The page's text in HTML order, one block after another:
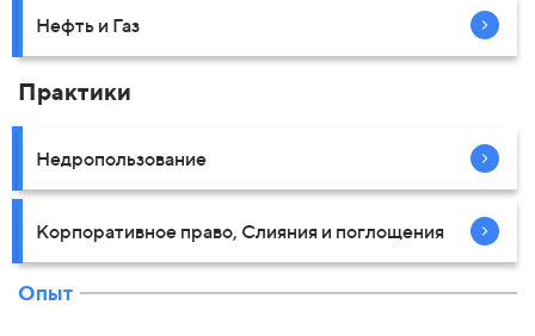
Нефть и Газ
Практики
Недропользование
Корпоративное право, Слияния и поглощения
Опыт